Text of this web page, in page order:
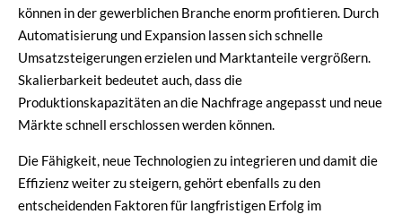
können in der gewerblichen Branche enorm profitieren. Durch
Automatisierung und Expansion lassen sich schnelle
Umsatzsteigerungen erzielen und Marktanteile vergrößern.
Skalierbarkeit bedeutet auch, dass die
Produktionskapazitäten an die Nachfrage angepasst und neue
Märkte schnell erschlossen werden können.
Die Fähigkeit, neue Technologien zu integrieren und damit die
Effizienz weiter zu steigern, gehört ebenfalls zu den
entscheidenden Faktoren für langfristigen Erfolg im